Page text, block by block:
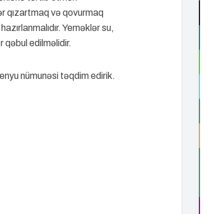
qızartmaq və qovurmaq
Yeməklər su,
qəbul edilməlidir.
nümunəsi təqdim edirik.